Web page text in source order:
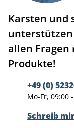
Karsten und
allen Fragen
Produkte!
+49 (0)
Mo-Fr, 09:00
Schreib